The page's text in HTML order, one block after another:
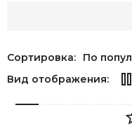
Сортировка:
По
Вид отображения: